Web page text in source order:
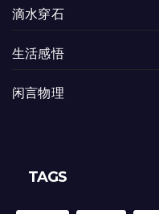
滴水穿石
生活感悟
闲言物理
TAGS